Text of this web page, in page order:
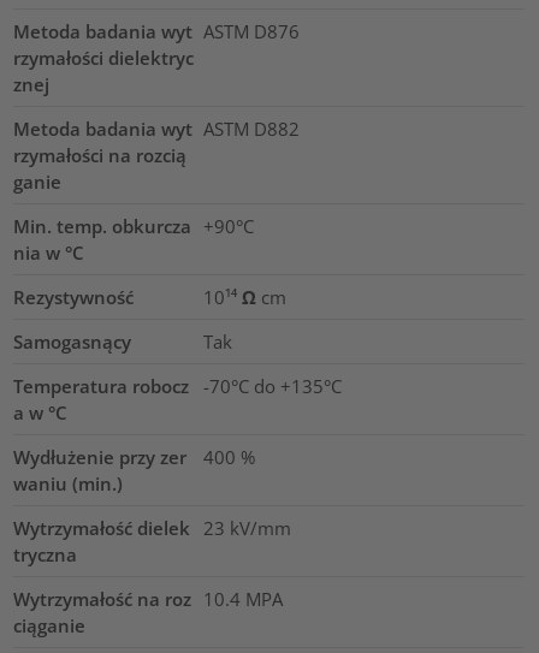
Metoda badania wyt
rzymałości dielektryc
znej
ASTM D876
Metoda badania wyt
rzymałości na rozcią
ganie
ASTM D882
Min. temp. obkurcza
nia w °C
+90°C
Rezystywność
10¹⁴ Ω cm
Samogasnący
Tak
Temperatura robocz
a w °C
-70°C do +135°C
Wydłużenie przy zer
waniu (min.)
400 %
Wytrzymałość dielek
tryczna
23 kV/mm
Wytrzymałość na roz
ciąganie
10.4 MPA